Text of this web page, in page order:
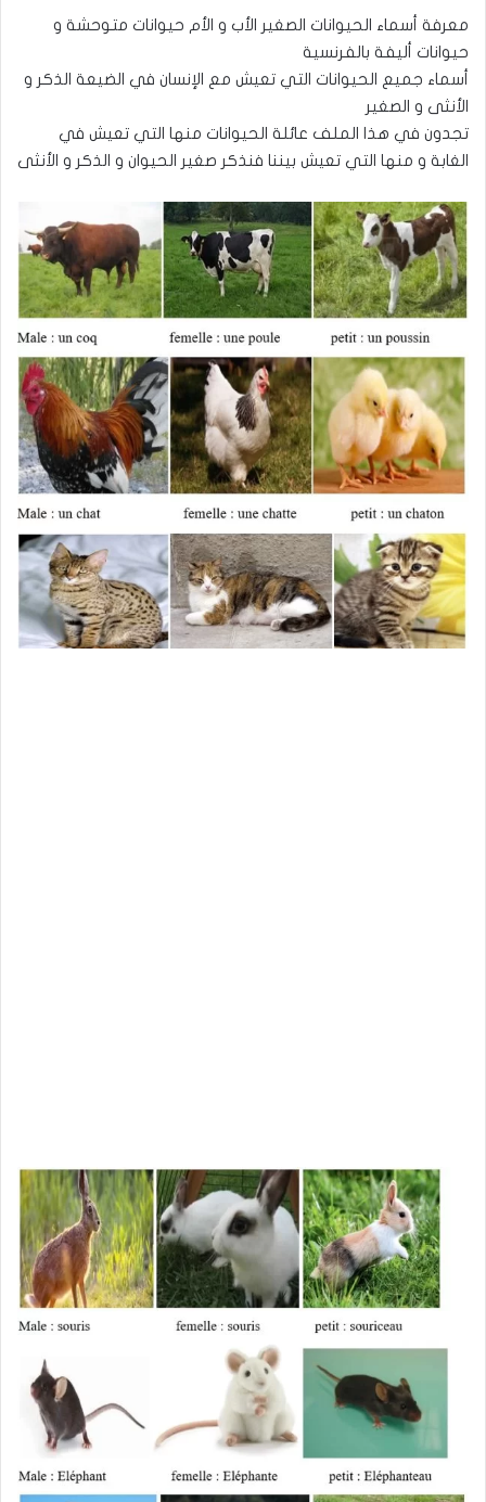
معرفة أسماء الحيوانات الصغير الأب و الأم حيوانات متوحشة و
حيوانات أليفة بالفرنسية
أسماء جميع الحيوانات التي تعيش مع الإنسان في الضيعة الذكر و
الأنثى و الصغير
تجدون في هذا الملف عائلة الحيوانات منها التي تعيش في
الغابة و منها التي تعيش بيننا فنذكر صغير الحيوان و الذكر و الأنثى